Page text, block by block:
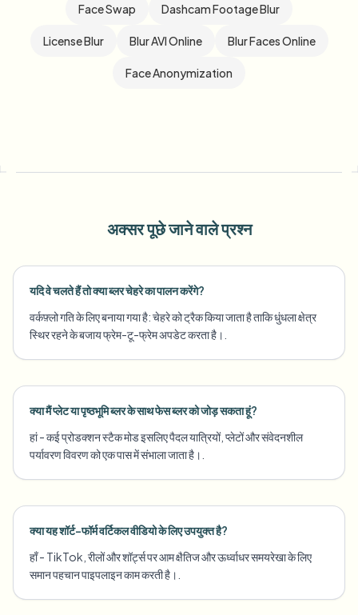
Face Swap Dashcam Footage Blur
License Blur Blur AVI Online Blur Faces Online
Face Anonymization
अक्सर पूछे जाने वाले प्रश्न
यदि वे चलते हैं तो क्या ब्लर चेहरे का पालन करेंगे?
वर्कफ़्लो गति के लिए बनाया गया है: चेहरे को ट्रैक किया जाता है ताकि धुंधला क्षेत्र
स्थिर रहने के बजाय फ्रेम-टू-फ्रेम अपडेट करता है।.
क्या मैं प्लेट या पृष्ठभूमि ब्लर के साथ फेस ब्लर को जोड़ सकता हूं?
हां - कई प्रोडक्शन स्टैक मोड इसलिए पैदल यात्रियों, प्लेटों और संवेदनशील
पर्यावरण विवरण को एक पास में संभाला जाता है।.
क्या यह शॉर्ट-फॉर्म वर्टिकल वीडियो के लिए उपयुक्त है?
हाँ - TikTok, रीलों और शॉर्ट्स पर आम क्षैतिज और ऊर्ध्वाधर समयरेखा के लिए
समान पहचान पाइपलाइन काम करती है।.